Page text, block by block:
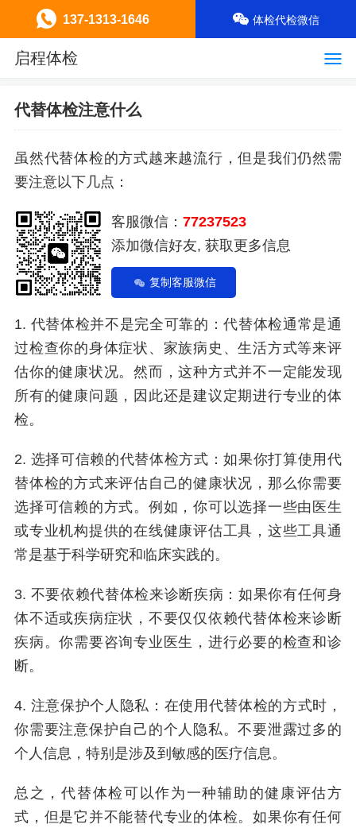
启程体检
代替体检注意什么
虽然代替体检的方式越来越流行，但是我们仍然需
要注意以下几点：
客服微信： 77237523
添加微信好友, 获取更多信息
复制客服微信
1. 代替体检并不是完全可靠的：代替体检通常是通
过检查你的身体症状、家族病史、生活方式等来评
估你的健康状况。然而，这种方式并不一定能发现
所有的健康问题，因此还是建议定期进行专业的体
检。
2. 选择可信赖的代替体检方式：如果你打算使用代
替体检的方式来评估自己的健康状况，那么你需要
选择可信赖的方式。例如，你可以选择一些由医生
或专业机构提供的在线健康评估工具，这些工具通
常是基于科学研究和临床实践的。
3. 不要依赖代替体检来诊断疾病：如果你有任何身
体不适或疾病症状，不要仅仅依赖代替体检来诊断
疾病。你需要咨询专业医生，进行必要的检查和诊
断。
4. 注意保护个人隐私：在使用代替体检的方式时，
你需要注意保护自己的个人隐私。不要泄露过多的
个人信息，特别是涉及到敏感的医疗信息。
总之，代替体检可以作为一种辅助的健康评估方
式，但是它并不能替代专业的体检。如果你有任何
137-1313-1646 体检代检微信